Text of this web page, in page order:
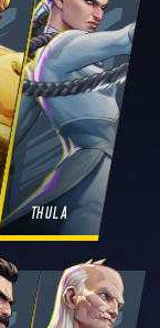
THULA